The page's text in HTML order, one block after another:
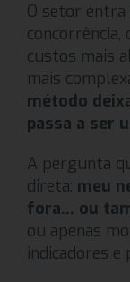
O setor entra
concorrência,
custos mais
mais
método
passa a ser
A pergunta
direta: meu
fora… ou
ou apenas
indicadores